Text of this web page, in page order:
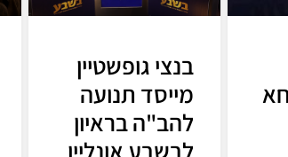
בנצי גופשטיין
מייסד תנועה
להב"ה בראיון